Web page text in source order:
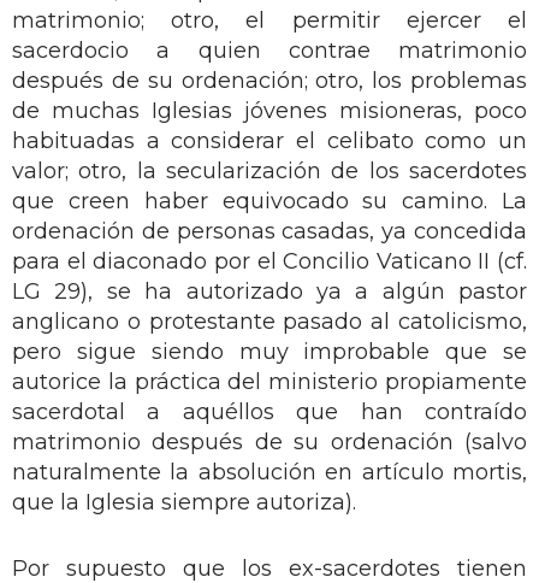
matrimonio; otro, el permitir ejercer el
sacerdocio a quien contrae matrimonio
después de su ordenación; otro, los problemas
de muchas Iglesias jóvenes misioneras, poco
habituadas a considerar el celibato como un
valor; otro, la secularización de los sacerdotes
que creen haber equivocado su camino. La
ordenación de personas casadas, ya concedida
para el diaconado por el Concilio Vaticano II (cf.
LG 29), se ha autorizado ya a algún pastor
anglicano o protestante pasado al catolicismo,
pero sigue siendo muy improbable que se
autorice la práctica del ministerio propiamente
sacerdotal a aquéllos que han contraído
matrimonio después de su ordenación (salvo
naturalmente la absolución en artículo mortis,
que la Iglesia siempre autoriza).
Por supuesto que los ex-sacerdotes tienen